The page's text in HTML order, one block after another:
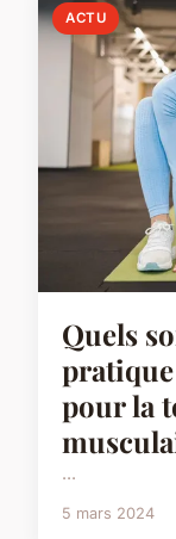
ACTU
Quels
pour la
...
5 mars 2024